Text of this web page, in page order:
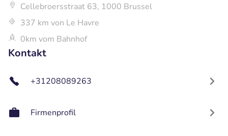
Cellebroersstraat 63, 1000 Brussel
337 km von Le Havre
0km vom Bahnhof
Kontakt
+31208089263
Firmenprofil